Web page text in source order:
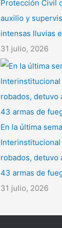
Protección Civil
auxilio y
intensas lluvias
31 julio, 2026
En la última
robados, detuvo
43 armas de
31 julio, 2026